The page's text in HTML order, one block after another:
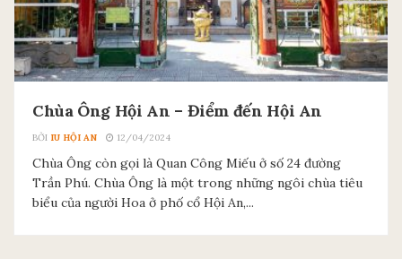
Chùa Ông Hội An – Điểm đến Hội An
BỞI IU HỘI AN 12/04/2024
Chùa Ông còn gọi là Quan Công Miếu ở số 24 đường
Trần Phú. Chùa Ông là một trong những ngôi chùa tiêu
biểu của người Hoa ở phố cổ Hội An,...